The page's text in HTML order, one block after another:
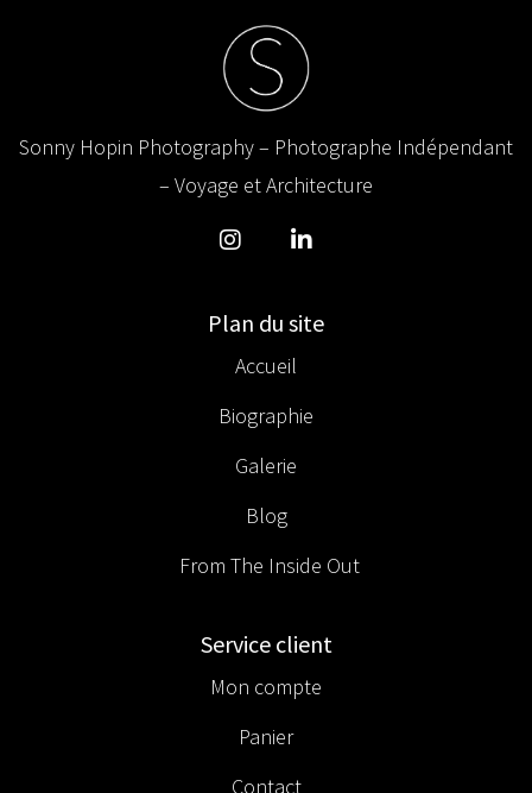
Sonny Hopin Photography – Photographe Indépendant
– Voyage et Architecture
Plan du site
Accueil
Biographie
Galerie
Blog
From The Inside Out
Service client
Mon compte
Panier
Contact